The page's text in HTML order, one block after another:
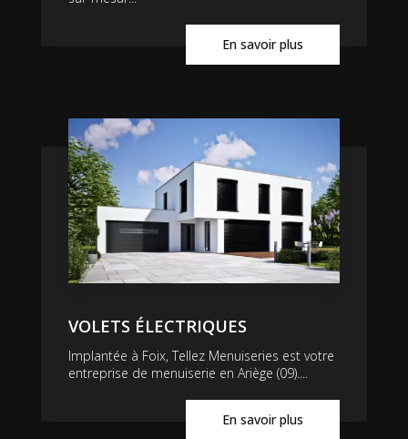
En savoir plus
VOLETS ÉLECTRIQUES
Implantée à Foix, Tellez Menuiseries est votre
entreprise de menuiserie en Ariège (09)....
En savoir plus